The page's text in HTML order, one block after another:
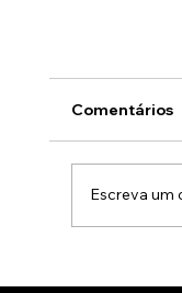
Comentários
Escreva um